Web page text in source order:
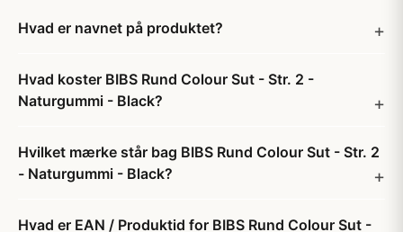
Hvad er navnet på produktet?
Hvad koster BIBS Rund Colour Sut - Str. 2 -
Naturgummi - Black?
Hvilket mærke står bag BIBS Rund Colour Sut - Str. 2
- Naturgummi - Black?
Hvad er EAN / Produktid for BIBS Rund Colour Sut -